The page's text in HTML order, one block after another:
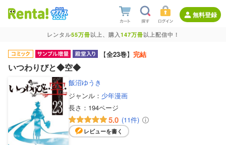
無料登録
レンタル55万冊以上、購入147万冊以上配信中！
【全23巻】 完結
いつわりびと◆空◆
飯沼ゆうき
ジャンル： 少年漫画
長さ： 194ページ
5.0 (11件)
レビューを書く